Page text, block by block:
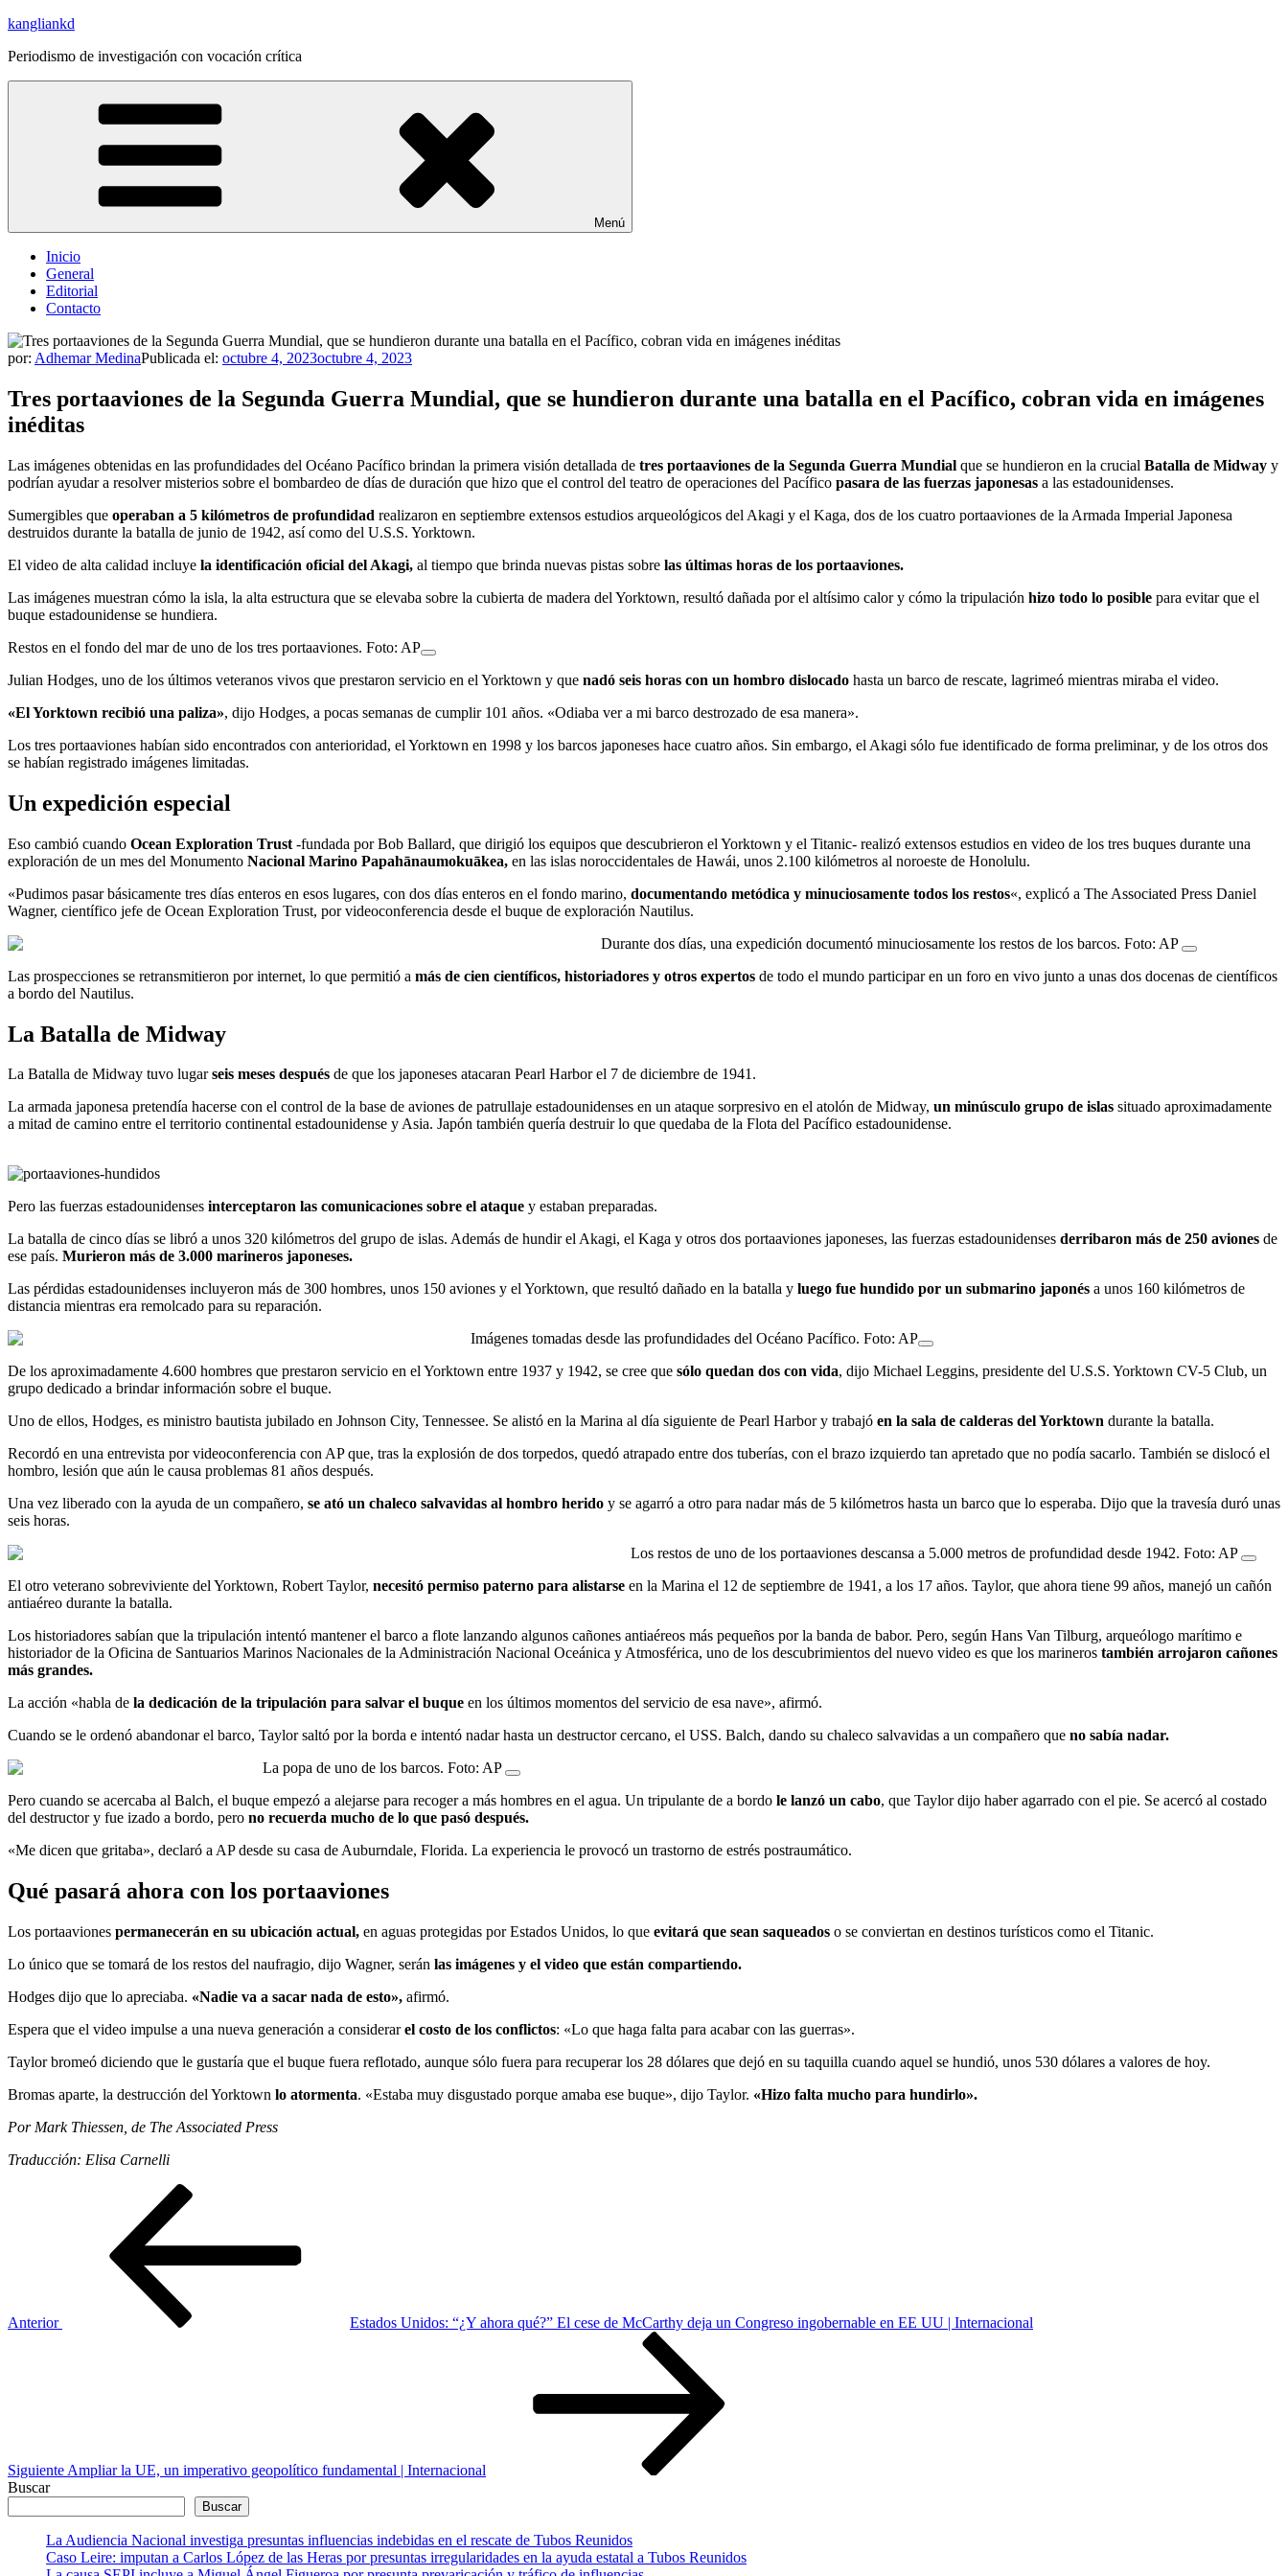
Saltar
contenido
kangliankd
Periodismo de investigación con vocación crítica
Menú
Inicio
General
Editorial
Contacto
por: Adhemar MedinaPublicada el: octubre 4, 2023octubre 4, 2023
Tres portaaviones de la Segunda Guerra Mundial, que se hundieron durante una batalla en el Pacífico, cobran vida en imágenes
inéditas
Las imágenes obtenidas en las profundidades del Océano Pacífico brindan la primera visión detallada de tres portaaviones de la Segunda Guerra Mundial que se hundieron en la crucial Batalla de Midway y
podrían ayudar a resolver misterios sobre el bombardeo de días de duración que hizo que el control del teatro de operaciones del Pacífico pasara de las fuerzas japonesas a las estadounidenses.
Sumergibles que operaban a 5 kilómetros de profundidad realizaron en septiembre extensos estudios arqueológicos del Akagi y el Kaga, dos de los cuatro portaaviones de la Armada Imperial Japonesa
destruidos durante la batalla de junio de 1942, así como del U.S.S. Yorktown.
El video de alta calidad incluye la identificación oficial del Akagi, al tiempo que brinda nuevas pistas sobre las últimas horas de los portaaviones.
Las imágenes muestran cómo la isla, la alta estructura que se elevaba sobre la cubierta de madera del Yorktown, resultó dañada por el altísimo calor y cómo la tripulación hizo todo lo posible para evitar que el
buque estadounidense se hundiera.
Restos en el fondo del mar de uno de los tres portaaviones. Foto: AP
Julian Hodges, uno de los últimos veteranos vivos que prestaron servicio en el Yorktown y que nadó seis horas con un hombro dislocado hasta un barco de rescate, lagrimeó mientras miraba el video.
«El Yorktown recibió una paliza», dijo Hodges, a pocas semanas de cumplir 101 años. «Odiaba ver a mi barco destrozado de esa manera».
Los tres portaaviones habían sido encontrados con anterioridad, el Yorktown en 1998 y los barcos japoneses hace cuatro años. Sin embargo, el Akagi sólo fue identificado de forma preliminar, y de los otros dos
se habían registrado imágenes limitadas.
Un expedición especial
Eso cambió cuando Ocean Exploration Trust -fundada por Bob Ballard, que dirigió los equipos que descubrieron el Yorktown y el Titanic- realizó extensos estudios en video de los tres buques durante una
exploración de un mes del Monumento Nacional Marino Papahānaumokuākea, en las islas noroccidentales de Hawái, unos 2.100 kilómetros al noroeste de Honolulu.
«Pudimos pasar básicamente tres días enteros en esos lugares, con dos días enteros en el fondo marino, documentando metódica y minuciosamente todos los restos«, explicó a The Associated Press Daniel
Wagner, científico jefe de Ocean Exploration Trust, por videoconferencia desde el buque de exploración Nautilus.
Durante dos días, una expedición documentó minuciosamente los restos de los barcos. Foto: AP
Las prospecciones se retransmitieron por internet, lo que permitió a más de cien científicos, historiadores y otros expertos de todo el mundo participar en un foro en vivo junto a unas dos docenas de científicos
a bordo del Nautilus.
La Batalla de Midway
La Batalla de Midway tuvo lugarseis meses después de que los japoneses atacaran Pearl Harbor el 7 de diciembre de 1941.
La armada japonesa pretendía hacerse con el control de la base de aviones de patrullaje estadounidenses en un ataque sorpresivo en el atolón de Midway, un minúsculo grupo de islas situado aproximadamente
a mitad de camino entre el territorio continental estadounidense y Asia. Japón también quería destruir lo que quedaba de la Flota del Pacífico estadounidense.
Pero las fuerzas estadounidenses interceptaron las comunicaciones sobre el ataque y estaban preparadas.
La batalla de cinco días se libró a unos 320 kilómetros del grupo de islas. Además de hundir el Akagi, el Kaga y otros dos portaaviones japoneses, las fuerzas estadounidenses derribaron más de 250 aviones de
ese país. Murieron más de 3.000 marineros japoneses.
Las pérdidas estadounidenses incluyeron más de 300 hombres, unos 150 aviones y el Yorktown, que resultó dañado en la batalla y luego fue hundido por un submarino japonés a unos 160 kilómetros de
distancia mientras era remolcado para su reparación.
Imágenes tomadas desde las profundidades del Océano Pacífico. Foto: AP
De los aproximadamente 4.600 hombres que prestaron servicio en el Yorktown entre 1937 y 1942, se cree que sólo quedan dos con vida, dijo Michael Leggins, presidente del U.S.S. Yorktown CV-5 Club, un
grupo dedicado a brindar información sobre el buque.
Uno de ellos, Hodges, es ministro bautista jubilado en Johnson City, Tennessee. Se alistó en la Marina al día siguiente de Pearl Harbor y trabajó en la sala de calderas del Yorktown durante la batalla.
Recordó en una entrevista por videoconferencia con AP que, tras la explosión de dos torpedos, quedó atrapado entre dos tuberías, con el brazo izquierdo tan apretado que no podía sacarlo. También se dislocó el
hombro, lesión que aún le causa problemas 81 años después.
Una vez liberado con la ayuda de un compañero, se ató un chaleco salvavidas al hombro herido y se agarró a otro para nadar más de 5 kilómetros hasta un barco que lo esperaba. Dijo que la travesía duró unas
seis horas.
Los restos de uno de los portaaviones descansa a 5.000 metros de profundidad desde 1942. Foto: AP
El otro veterano sobreviviente del Yorktown, Robert Taylor, necesitó permiso paterno para alistarse en la Marina el 12 de septiembre de 1941, a los 17 años. Taylor, que ahora tiene 99 años, manejó un cañón
antiaéreo durante la batalla.
Los historiadores sabían que la tripulación intentó mantener el barco a flote lanzando algunos cañones antiaéreos más pequeños por la banda de babor. Pero, según Hans Van Tilburg, arqueólogo marítimo e
historiador de la Oficina de Santuarios Marinos Nacionales de la Administración Nacional Oceánica y Atmosférica, uno de los descubrimientos del nuevo video es que los marineros también arrojaron cañones
más grandes.
La acción «habla de la dedicación de la tripulación para salvar el buque en los últimos momentos del servicio de esa nave», afirmó.
Cuando se le ordenó abandonar el barco, Taylor saltó por la borda e intentó nadar hasta un destructor cercano, el USS. Balch, dando su chaleco salvavidas a un compañero que no sabía nadar.
La popa de uno de los barcos. Foto: AP
Pero cuando se acercaba al Balch, el buque empezó a alejarse para recoger a más hombres en el agua. Un tripulante de a bordo le lanzó un cabo, que Taylor dijo haber agarrado con el pie. Se acercó al costado
del destructor y fue izado a bordo, pero no recuerda mucho de lo que pasó después.
«Me dicen que gritaba», declaró a AP desde su casa de Auburndale, Florida. La experiencia le provocó un trastorno de estrés postraumático.
Qué pasará ahora con los portaaviones
Los portaaviones permanecerán en su ubicación actual, en aguas protegidas por Estados Unidos, lo que evitará que sean saqueados o se conviertan en destinos turísticos como el Titanic.
Lo único que se tomará de los restos del naufragio, dijo Wagner, serán las imágenes y el video que están compartiendo.
Hodges dijo que lo apreciaba. «Nadie va a sacar nada de esto», afirmó.
Espera que el video impulse a una nueva generación a considerarel costo de los conflictos: «Lo que haga falta para acabar con las guerras».
Taylor bromeó diciendo que le gustaría que el buque fuera reflotado, aunque sólo fuera para recuperar los 28 dólares que dejó en su taquilla cuando aquel se hundió, unos 530 dólares a valores de hoy.
Bromas aparte, la destrucción del Yorktown lo atormenta. «Estaba muy disgustado porque amaba ese buque», dijo Taylor. «Hizo falta mucho para hundirlo».
Por Mark Thiessen, de The Associated Press
Traducción: Elisa Carnelli
Anterior
Estados Unidos: “¿Y ahora qué?” El cese de McCarthy deja un Congreso ingobernable en EE UU | Internacional
Siguiente Ampliar la UE, un imperativo geopolítico fundamental | Internacional
Buscar
Buscar
La Audiencia Nacional investiga presuntas influencias indebidas en el rescate de Tubos Reunidos
Caso Leire: imputan a Carlos López de las Heras por presuntas irregularidades en la ayuda estatal a Tubos Reunidos